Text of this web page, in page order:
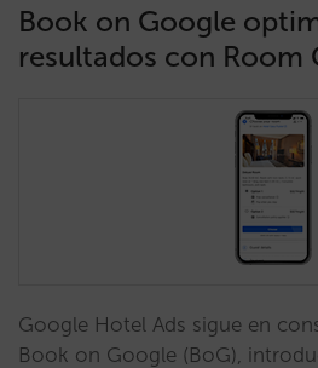
Book on Google
resultados con Room
Google Hotel Ads sigue en
Book on Google (BoG),